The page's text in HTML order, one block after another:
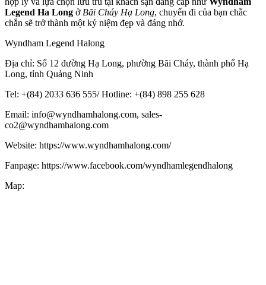
Legend Ha Long ở Bãi Cháy Hạ Long, chuyến đi của bạn chắc
chắn sẽ trở thành một kỷ niệm đẹp và đáng nhớ.
Wyndham Legend Halong
Địa chỉ: Số 12 đường Hạ Long, phường Bãi Cháy, thành phố Hạ
Long, tỉnh Quảng Ninh
Tel: +(84) 2033 636 555/ Hotline: +(84) 898 255 628
Email: info@wyndhamhalong.com, sales-
co2@wyndhamhalong.com
Website: https://www.wyndhamhalong.com/
Fanpage: https://www.facebook.com/wyndhamlegendhalong
Map: